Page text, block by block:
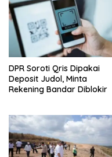
DPR Soroti Qris Dipakai
Deposit Judol, Minta
Rekening Bandar Diblokir